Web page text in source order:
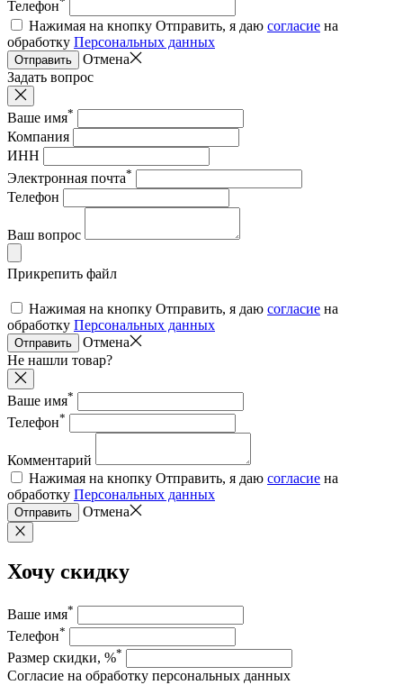
Телефон
Нажимая на кнопку Отправить, я даю согласие на
обработку Персональных данных
Отправить
Отмена
Задать вопрос
Ваше имя*
Компания
ИНН
Электронная почта*
Телефон
Ваш вопрос
Прикрепить файл
Нажимая на кнопку Отправить, я даю согласие на
обработку Персональных данных
Отправить
Отмена
Не нашли товар?
Ваше имя*
Телефон*
Комментарий
Нажимая на кнопку Отправить, я даю согласие на
обработку Персональных данных
Отправить Отмена
Хочу скидку
Ваше имя*
Телефон*
Размер скидки, %*
Согласие на обработку персональных данных